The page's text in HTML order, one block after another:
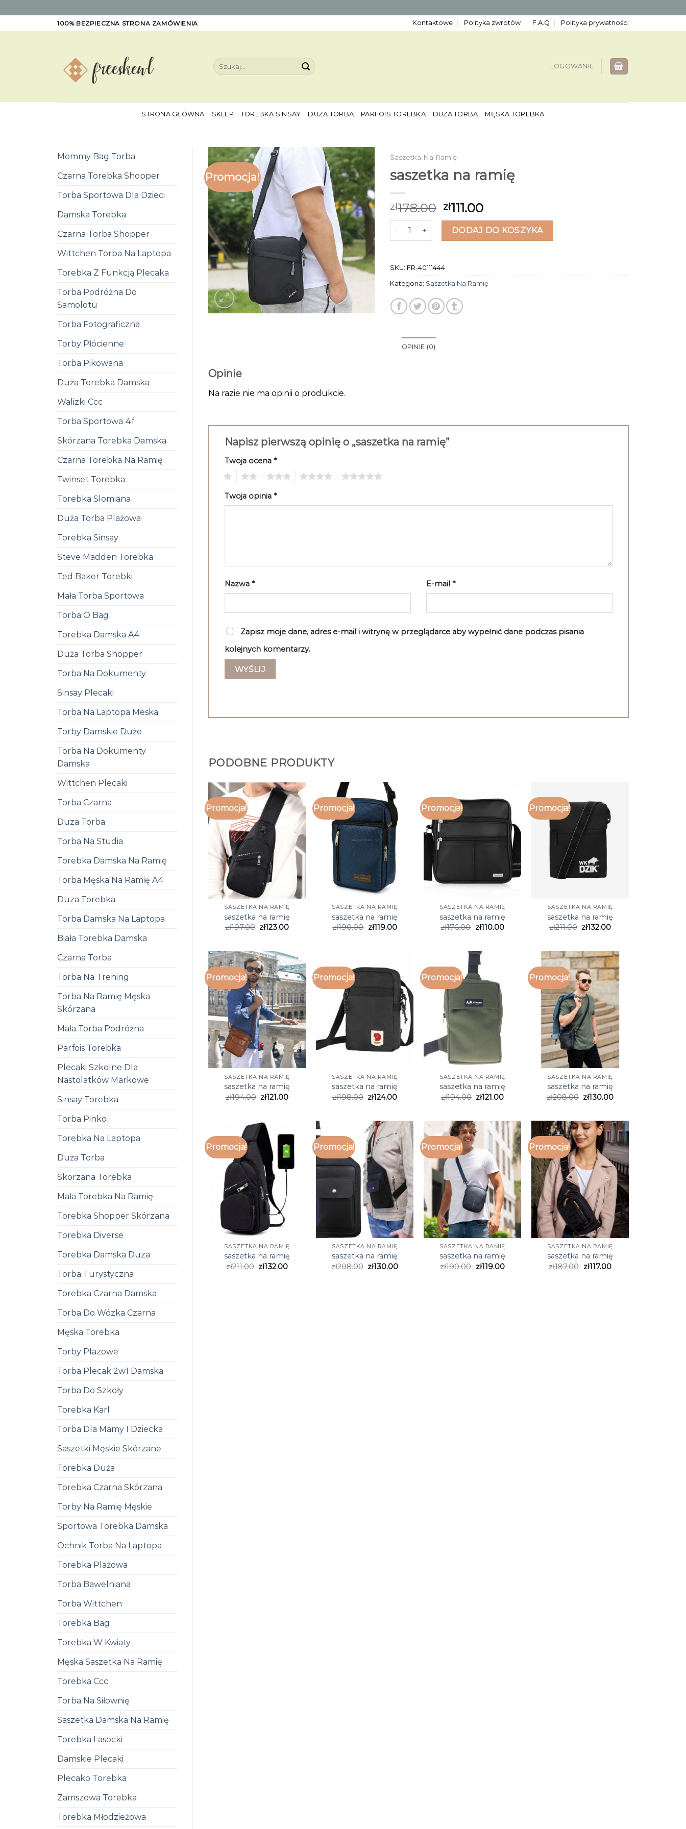
to
100% BEZPIECZNA STRONA ZAMÓWIENIA Kontaktowe Polityka zwrotów F.A.Q Polityka prywatności
Szukaj:
LOGOWANIE
STRONA GŁÓWNA SKLEP TOREBKA SINSAY DUZA TORBA PARFOIS TOREBKA DUŻA TORBA MĘSKA TOREBKA
Mommy Bag Torba
Czarna Torebka Shopper
Torba Sportowa Dla Dzieci
Damska Torebka
Czarna Torba Shopper
Wittchen Torba Na Laptopa
Torebka Z Funkcją Plecaka
Torba Podróżna Do
Samolotu
Torba Fotograficzna
Torby Płócienne
Torba Pikowana
Duża Torebka Damska
Walizki Ccc
Torba Sportowa 4f
Skórzana Torebka Damska
Czarna Torebka Na Ramię
Twinset Torebka
Torebka Slomiana
Duża Torba Plażowa
Torebka Sinsay
Steve Madden Torebka
Ted Baker Torebki
Mała Torba Sportowa
Torba O Bag
Torebka Damska A4
Duża Torba Shopper
Torba Na Dokumenty
Sinsay Plecaki
Torba Na Laptopa Meska
Torby Damskie Duże
Torba Na Dokumenty
Damska
Wittchen Plecaki
Torba Czarna
Duza Torba
Torba Na Studia
Torebka Damska Na Ramię
Torba Męska Na Ramię A4
Duza Torebka
Torba Damska Na Laptopa
Biała Torebka Damska
Czarna Torba
Torba Na Trening
Torba Na Ramię Męska
Skórzana
Mała Torba Podróżna
Parfois Torebka
Plecaki Szkolne Dla
Nastolatków Markowe
Sinsay Torebka
Torba Pinko
Torebka Na Laptopa
Duża Torba
Skorzana Torebka
Mała Torebka Na Ramię
Torebka Shopper Skórzana
Torebka Diverse
Torebka Damska Duza
Torba Turystyczna
Torebka Czarna Damska
Torba Do Wózka Czarna
Męska Torebka
Torby Plazowe
Torba Plecak 2w1 Damska
Torba Do Szkoły
Torebka Karl
Torba Dla Mamy I Dziecka
Saszetki Męskie Skórzane
Torebka Duża
Torebka Czarna Skórzana
Torby Na Ramię Męskie
Sportowa Torebka Damska
Ochnik Torba Na Laptopa
Torebka Plażowa
Torba Bawelniana
Torba Wittchen
Torebka Bag
Torebka W Kwiaty
Męska Saszetka Na Ramię
Torebka Ccc
Torba Na Siłownię
Saszetka Damska Na Ramię
Torebka Lasocki
Damskie Plecaki
Plecako Torebka
Zamszowa Torebka
Torebka Młodzieżowa
Promocja!
Saszetka Na Ramię
saszetka na ramię
zł178.00 zł111.00
ilość saszetka na ramięDODAJ DO KOSZYKA
SKU: FR-40111444
Kategoria: Saszetka Na Ramię
OPINIE (0)
Opinie
Na razie nie ma opinii o produkcie.
Napisz pierwszą opinię o „saszetka na ramię”
Twoja ocena *
Twoja opinia *
Nazwa * E-mail *
Zapisz moje dane, adres e-mail i witrynę w przeglądarce aby wypełnić dane podczas pisania
kolejnych komentarzy.
PODOBNE PRODUKTY
Promocja!
SASZETKA NA RAMIĘ
saszetka na ramię
zł197.00 zł123.00
Promocja!
SASZETKA NA RAMIĘ
saszetka na ramię
zł190.00 zł119.00
Promocja!
SASZETKA NA RAMIĘ
saszetka na ramię
zł176.00 zł110.00
Promocja!
SASZETKA NA RAMIĘ
saszetka na ramię
zł211.00 zł132.00
Promocja!
SASZETKA NA RAMIĘ
saszetka na ramię
zł194.00 zł121.00
Promocja!
SASZETKA NA RAMIĘ
saszetka na ramię
zł198.00 zł124.00
Promocja!
SASZETKA NA RAMIĘ
saszetka na ramię
zł194.00 zł121.00
Promocja!
SASZETKA NA RAMIĘ
saszetka na ramię
zł208.00 zł130.00
Promocja!
SASZETKA NA RAMIĘ
saszetka na ramię
zł211.00 zł132.00
Promocja!
SASZETKA NA RAMIĘ
saszetka na ramię
zł208.00 zł130.00
Promocja!
SASZETKA NA RAMIĘ
saszetka na ramię
zł190.00 zł119.00
Promocja!
SASZETKA NA RAMIĘ
saszetka na ramię
zł187.00 zł117.00